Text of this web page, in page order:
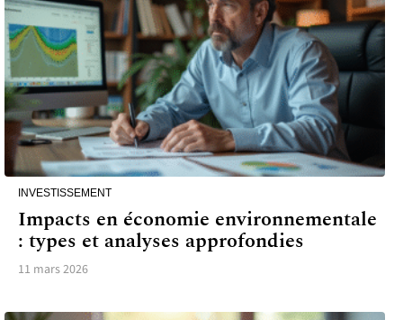
INVESTISSEMENT
Impacts en économie environnementale
: types et analyses approfondies
11 mars 2026